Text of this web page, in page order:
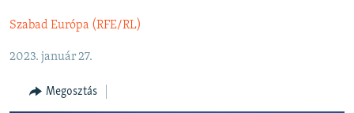
tartalomjegyzékre
ELEMZŐ
NER15
SZABADON
Szabad Európa (RFE/RL)
2023. január 27.
Megosztás
Spotify